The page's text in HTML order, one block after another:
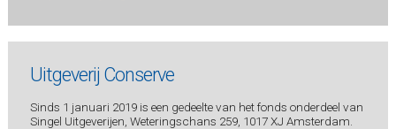
Uitgeverij Conserve
Sinds 1 januari 2019 is een gedeelte van het fonds onderdeel van
Singel Uitgeverijen, Weteringschans 259, 1017 XJ Amsterdam.